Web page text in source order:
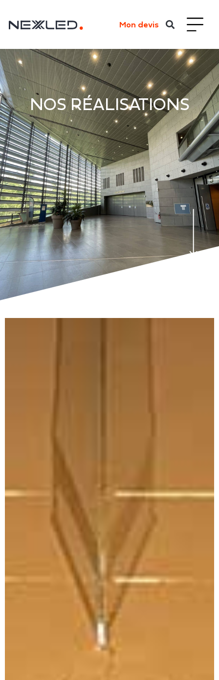
Mon devis
NOS RÉALISATIONS